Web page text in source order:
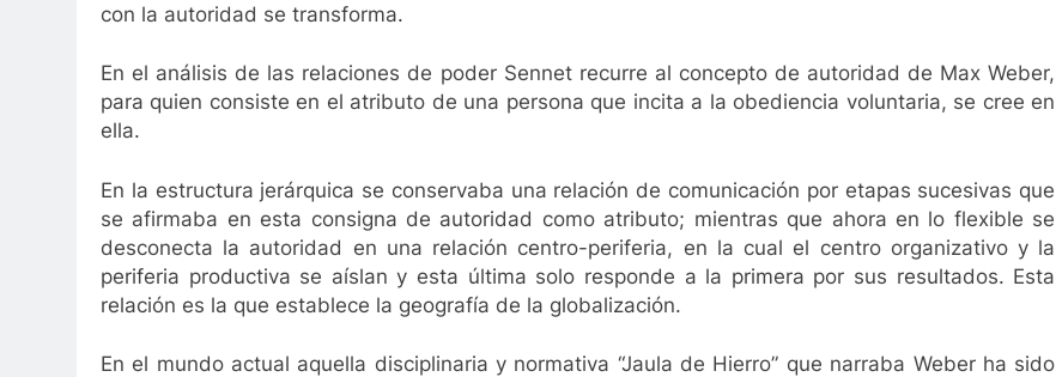
con la autoridad se transforma.
En el análisis de las relaciones de poder Sennet recurre al concepto de autoridad de Max Weber,
para quien consiste en el atributo de una persona que incita a la obediencia voluntaria, se cree en
ella.
En la estructura jerárquica se conservaba una relación de comunicación por etapas sucesivas que
se afirmaba en esta consigna de autoridad como atributo; mientras que ahora en lo flexible se
desconecta la autoridad en una relación centro-periferia, en la cual el centro organizativo y la
periferia productiva se aíslan y esta última solo responde a la primera por sus resultados. Esta
relación es la que establece la geografía de la globalización.
En el mundo actual aquella disciplinaria y normativa “Jaula de Hierro” que narraba Weber ha sido